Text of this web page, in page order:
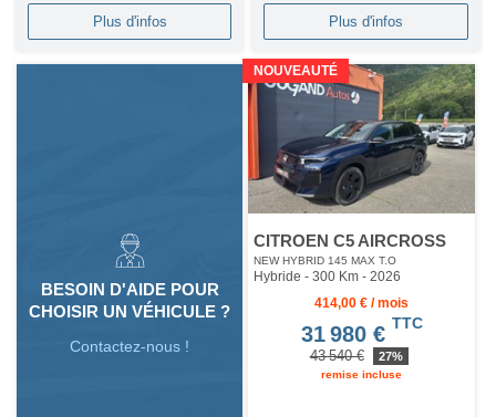
Plus d'infos Plus d'infos
BESOIN D'AIDE POUR
CHOISIR UN VÉHICULE ?
Contactez-nous !
NOUVEAUTÉ
CITROEN C5 AIRCROSS
NEW HYBRID 145 MAX T.O
Hybride - 300 Km- 2026
414,00 € / mois
31 980 € TTC
43 540 € 27%
remise incluse